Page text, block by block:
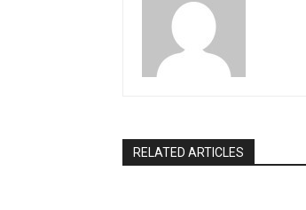
RELATED ARTICLES